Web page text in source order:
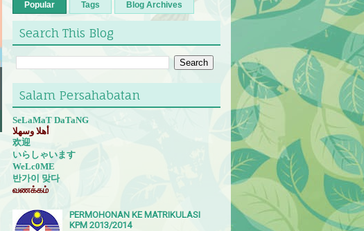
Popular Tags Blog Archives
Search This Blog
Salam Persahabatan
SeLaMaT DaTaNG
أهلا وسهلا
欢迎
いらしゃいます
WeLc0ME
반가이 맞다
வணக்கம்
PERMOHONAN KE MATRIKULASI
KPM 2013/2014